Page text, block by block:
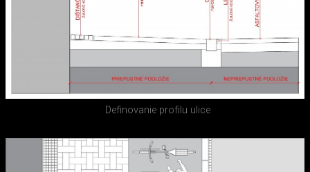
Definovanie profilu ulice